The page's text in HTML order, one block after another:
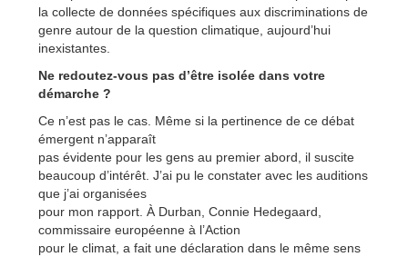
la collecte de données spécifiques aux discriminations de
genre autour de la question climatique, aujourd’hui
inexistantes.
Ne redoutez-vous pas d’être isolée dans votre
démarche ?
Ce n’est pas le cas. Même si la pertinence de ce débat
émergent n’apparaît
pas évidente pour les gens au premier abord, il suscite
beaucoup d’intérêt. J’ai pu le constater avec les auditions
que j’ai organisées
pour mon rapport. À Durban, Connie Hedegaard,
commissaire européenne à l’Action
pour le climat, a fait une déclaration dans le même sens